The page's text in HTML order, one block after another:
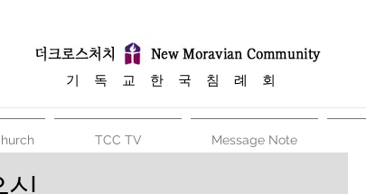
​기 독 교 한 국 침 례 회
TCC TV Message Note